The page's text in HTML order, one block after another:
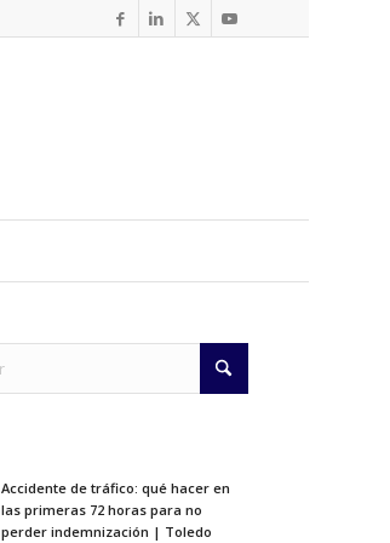
Accidente de tráfico: qué hacer en
las primeras 72 horas para no
perder indemnización | Toledo